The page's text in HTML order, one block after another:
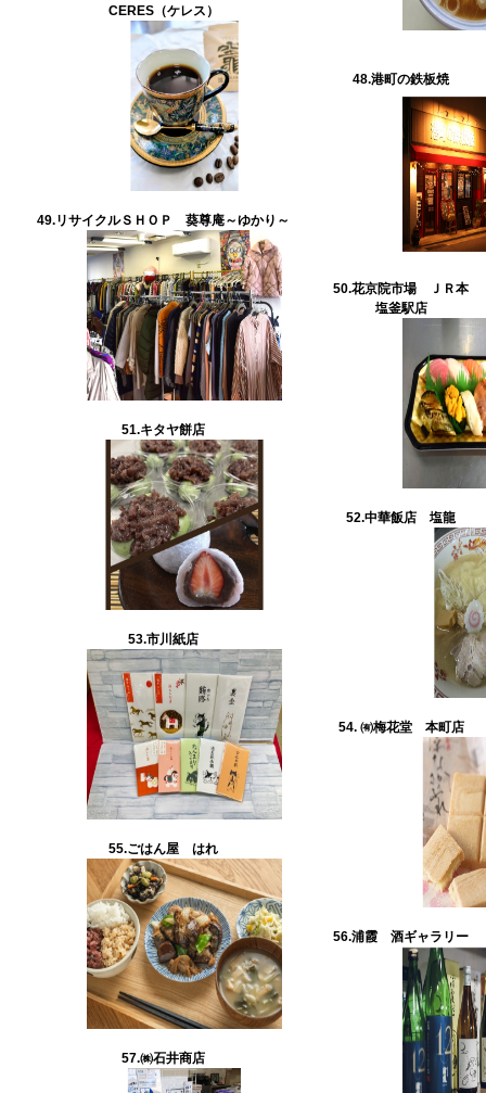
CERES（ケレス）
49.リサイクルＳＨＯＰ 葵尊庵～ゆかり～
51.キタヤ餅店
53.市川紙店
55.ごはん屋 はれ
57.㈱石井商店
48.港町の鉄板焼
50.花京院市場 ＪＲ本
塩釜駅店
52.中華飯店 塩龍
54. ㈲梅花堂 本町店
56.浦霞 酒ギャラリー